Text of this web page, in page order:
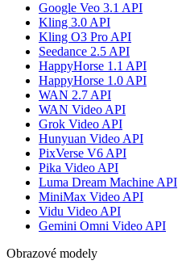
Google Veo 3.1 API
Kling 3.0 API
Kling O3 Pro API
Seedance 2.5 API
HappyHorse 1.1 API
HappyHorse 1.0 API
WAN 2.7 API
WAN Video API
Grok Video API
Hunyuan Video API
PixVerse V6 API
Pika Video API
Luma Dream Machine API
MiniMax Video API
Vidu Video API
Gemini Omni Video API
Obrazové modely